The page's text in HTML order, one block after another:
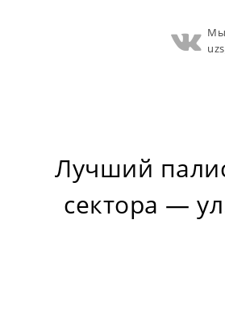
Мы
Лучший
сектора —